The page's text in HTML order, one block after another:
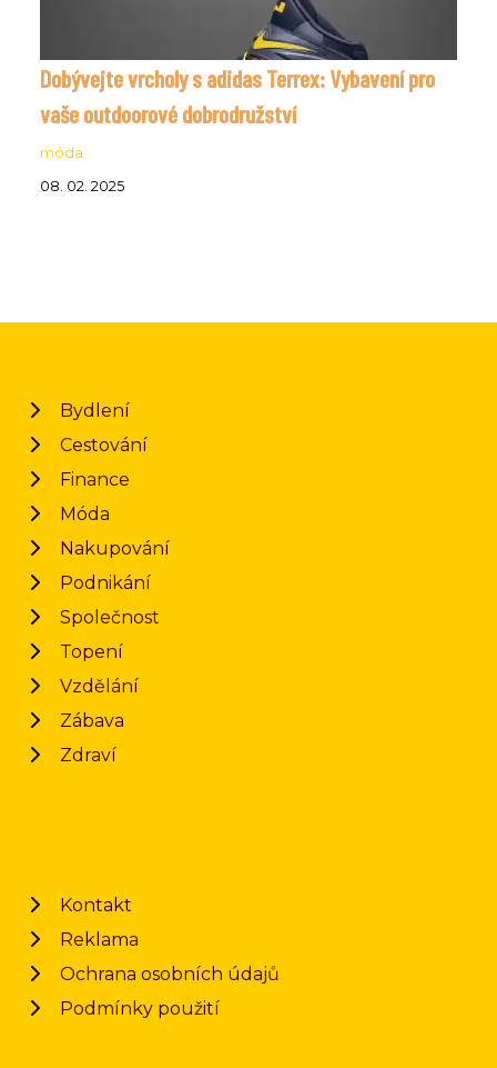
Dobývejte vrcholy s adidas Terrex: Vybavení pro
vaše outdoorové dobrodružství
móda
08. 02. 2025
Bydlení
Cestování
Finance
Móda
Nakupování
Podnikání
Společnost
Topení
Vzdělání
Zábava
Zdraví
Kontakt
Reklama
Ochrana osobních údajů
Podmínky použití